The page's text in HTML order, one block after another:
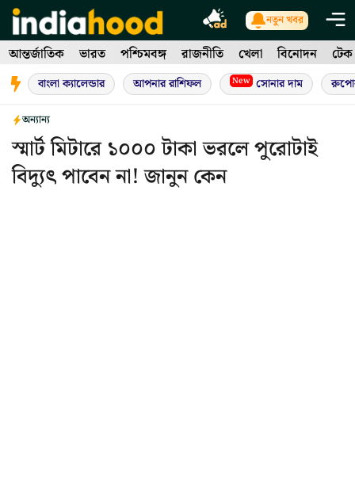
Skip
to
content
নতুন খবর
আন্তর্জাতিক ভারত পশ্চিমবঙ্গ রাজনীতি খেলা বিনোদন টেক
বাংলা ক্যালেন্ডার আপনার রাশিফল New সোনার দাম
অন্যান্য
স্মার্ট মিটারে ১০০০ টাকা ভরলে পুরোটাই
বিদ্যুৎ পাবেন না! জানুন কেন